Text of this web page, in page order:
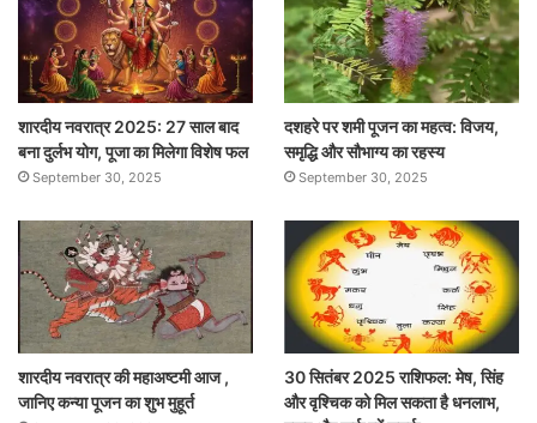
शारदीय नवरात्र 2025: 27 साल बाद
बना दुर्लभ योग, पूजा का मिलेगा विशेष फल
September 30, 2025
दशहरे पर शमी पूजन का महत्व: विजय,
समृद्धि और सौभाग्य का रहस्य
September 30, 2025
शारदीय नवरात्र की महाअष्टमी आज ,
जानिए कन्या पूजन का शुभ मुहूर्त
30 सितंबर 2025 राशिफल: मेष, सिंह
और वृश्चिक को मिल सकता है धनलाभ,